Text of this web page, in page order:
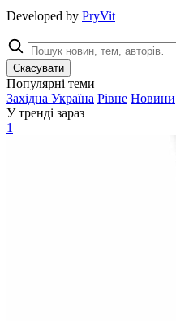
Developed by PryVit
Скасувати
Популярні теми
Західна Україна Рівне Новини
У тренді зараз
1